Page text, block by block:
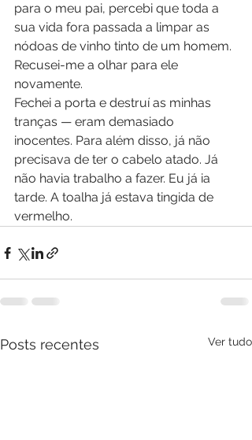
para o meu pai, percebi que toda a
sua vida fora passada a limpar as
nódoas de vinho tinto de um homem.
Recusei-me a olhar para ele
novamente.
Fechei a porta e destruí as minhas
tranças — eram demasiado
inocentes. Para além disso, já não
precisava de ter o cabelo atado. Já
não havia trabalho a fazer. Eu já ia
tarde. A toalha já estava tingida de
vermelho.
Posts recentes Ver tudo